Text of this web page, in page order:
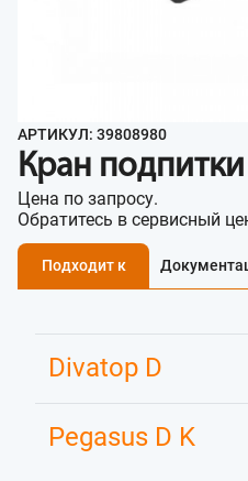
АРТИКУЛ: 39808980
Кран подпитки
Цена по запросу.
Обратитесь в сервисный
Подходит к
Divatop D
Pegasus D K